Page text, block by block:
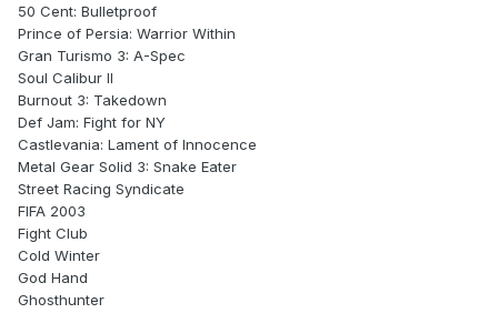
50 Cent: Bulletproof
Prince of Persia: Warrior Within
Gran Turismo 3: A-Spec
Soul Calibur II
Burnout 3: Takedown
Def Jam: Fight for NY
Castlevania: Lament of Innocence
Metal Gear Solid 3: Snake Eater
Street Racing Syndicate
FIFA 2003
Fight Club
Cold Winter
God Hand
Ghosthunter